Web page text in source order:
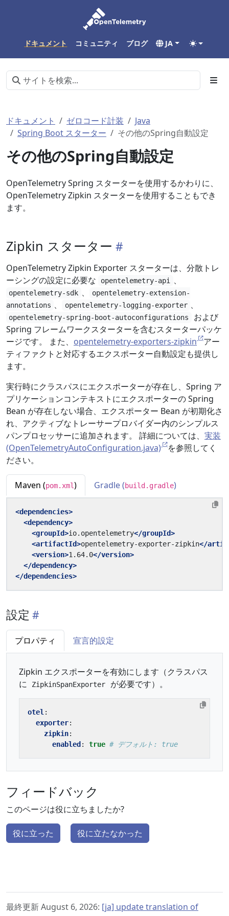
ドキュメント コミュニティ ブログ JA
ドキュメント ゼロコード計装
Java
Spring Boot スターター
その他のSpring自動設定
その他のSpring自動設定
OpenTelemetry Spring スターターを使用するかわりに、
OpenTelemetry Zipkin スターターを使用することもでき
ます。
Zipkin スターター
OpenTelemetry Zipkin Exporter スターターは、分散トレ
ーシングの設定に必要な
opentelemetry-api 、
opentelemetry-sdk 、
opentelemetry-extension-
annotations 、 opentelemetry-logging-exporter 、
opentelemetry-spring-boot-autoconfigurations
および
Spring フレームワークスターターを含むスターターパッケ
ージです。 また、 opentelemetry-exporters-zipkin
アー
ティファクトと対応するエクスポーター自動設定も提供し
ます。
実行時にクラスパスにエクスポーターが存在し、Spring ア
プリケーションコンテキストにエクスポーターの Spring
Bean が存在しない場合、エクスポーター Bean が初期化さ
れ、アクティブなトレーサープロバイダー内のシンプルス
パンプロセッサーに追加されます。 詳細については、 実装
(OpenTelemetryAutoConfiguration.java)
を参照してく
ださい。
Maven (pom.xml) Gradle (build.gradle)
<dependencies>
<dependency>
<groupId>io.opentelemetry</groupId>
<artifactId>opentelemetry-exporter-zipkin</
<version>1.64.0</version>
</dependency>
</dependencies>
設定
プロパティ 宣言的設定
Zipkin エクスポーターを有効にします（クラスパス
に
ZipkinSpanExporter が必要です）。
otel :
exporter:
zipkin:
enabled : true # デフォルト: true
フィードバック
このページは役に立ちましたか?
役に立った 役に立たなかった
最終更新 August 6, 2026: [ja] update translation of